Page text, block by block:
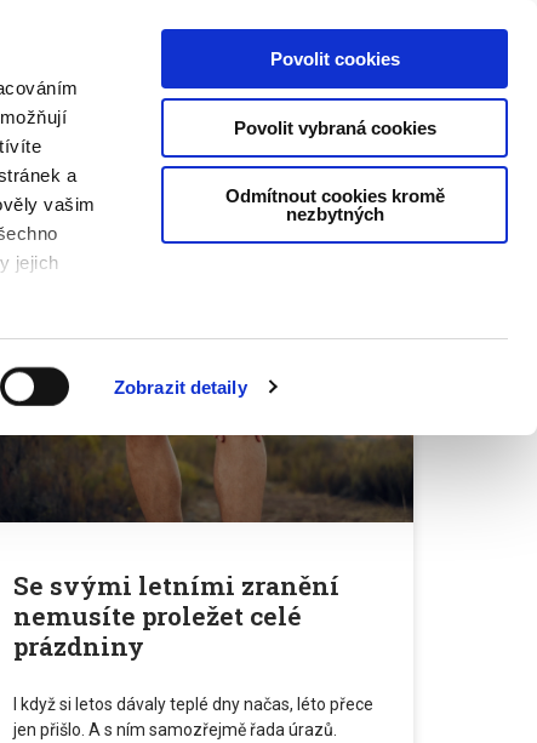
a
vašim
jejich
tlačítko
Zobrazit detaily
Povolit cookies
Povolit vybraná cookies
Odmítnout cookies kromě
nezbytných
Se svými letními zranění
nemusíte proležet celé
prázdniny
I když si letos dávaly teplé dny načas, léto přece
jen přišlo. A s ním samozřejmě řada úrazů.